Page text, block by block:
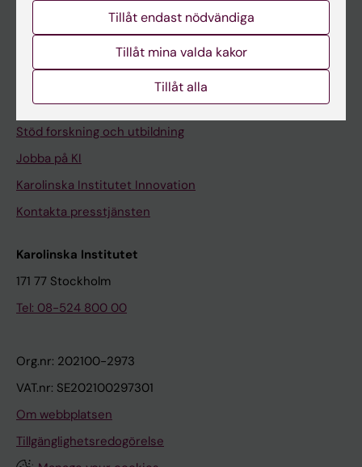
Medarbetarportalen
Universitetsbiblioteket
Stöd forskning och utbildning
Jobba på KI
Karolinska Institutet Innovation
Kontakta presstjänsten
Karolinska Institutet
171 77 Stockholm
Tel: 08-524 800 00
Org.nr: 202100-2973
VAT.nr: SE202100297301
Om webbplatsen
Tillgänglighetsredogörelse
Tillåt endast nödvändiga
Tillåt mina valda kakor
Tillåt alla